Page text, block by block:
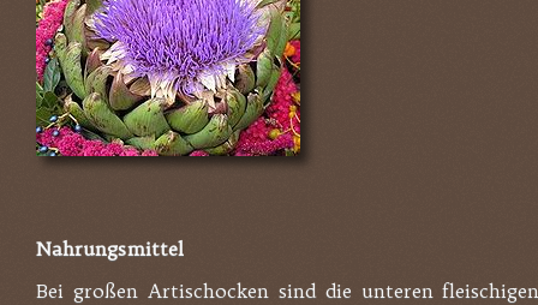
Nahrungsmittel
Bei großen Artischocken sind die unteren